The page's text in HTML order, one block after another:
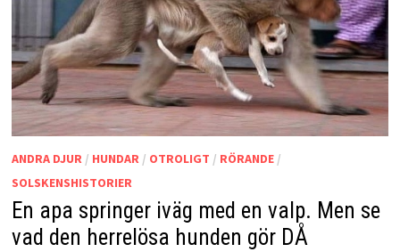
ANDRA DJUR/ HUNDAR/ OTROLIGT / RÖRANDE/
SOLSKENSHISTORIER
En apa springer iväg med en valp. Men se
vad den herrelösa hunden gör DÅ